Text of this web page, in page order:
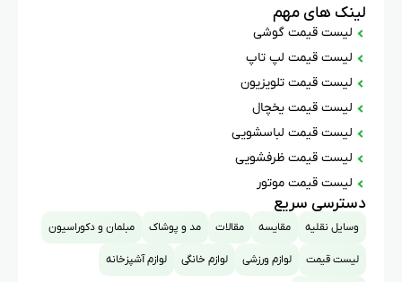
لینک های مهم
لیست قیمت گوشی
لیست قیمت لپ تاپ
لیست قیمت تلویزیون
لیست قیمت یخچال
لیست قیمت لباسشویی
لیست قیمت ظرفشویی
لیست قیمت موتور
دسترسی سریع
وسایل نقلیه مقایسه مقالات مد و پوشاک مبلمان و دکوراسیون
لیست قیمت لوازم ورزشی لوازم خانگی لوازم آشپزخانه